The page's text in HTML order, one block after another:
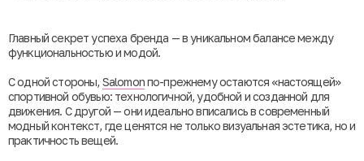
Главный секрет успеха бренда — в уникальном балансе между
функциональностью и модой.
С одной стороны, Salomonпо-прежнему остаются «настоящей»
спортивной обувью: технологичной, удобной и созданной для
движения. С другой — они идеально вписались в современный
модный контекст, где ценятся не только визуальная эстетика, но и
практичность вещей.